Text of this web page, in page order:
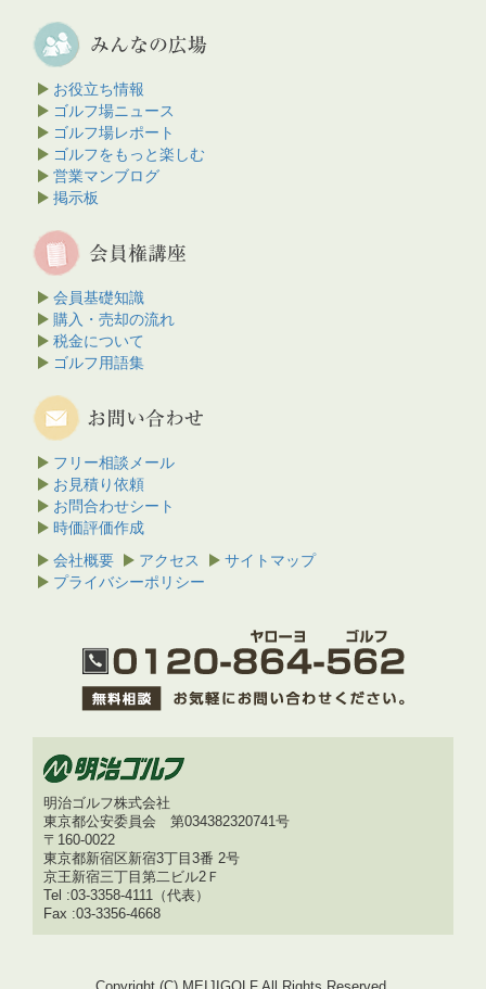
お役立ち情報
ゴルフ場ニュース
ゴルフ場レポート
ゴルフをもっと楽しむ
営業マンブログ
掲示板
会員基礎知識
購入・売却の流れ
税金について
ゴルフ用語集
フリー相談メール
お見積り依頼
お問合わせシート
時価評価作成
会社概要
アクセス
サイトマップ
プライバシーポリシー
明治ゴルフ株式会社
東京都公安委員会 第034382320741号
〒160-0022
東京都新宿区新宿3丁目3番 2号
京王新宿三丁目第二ビル2Ｆ
Tel :03-3358-4111（代表）
Fax :03-3356-4668